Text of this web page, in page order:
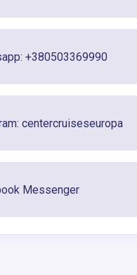
+380503369990
centercruiseseuropa
Messenger